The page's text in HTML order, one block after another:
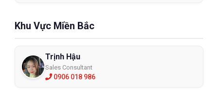
Khu Vực Miền Bắc
Trịnh Hậu
Sales Consultant
0906 018 986